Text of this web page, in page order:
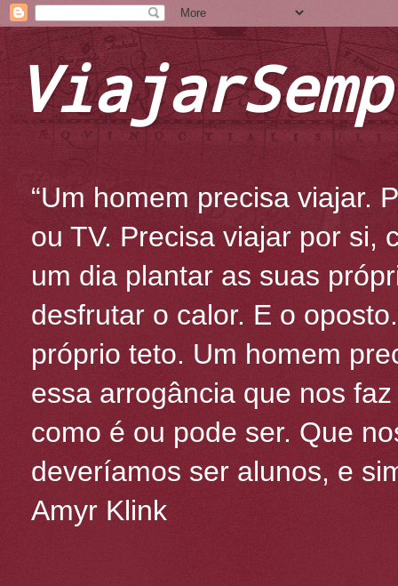
“Um homem precisa viajar.
ou TV. Precisa viajar por si,
um dia plantar as suas
desfrutar o calor. E o
próprio teto. Um homem
essa arrogância que nos
como é ou pode ser. Que
deveríamos ser alunos, e
Amyr Klink